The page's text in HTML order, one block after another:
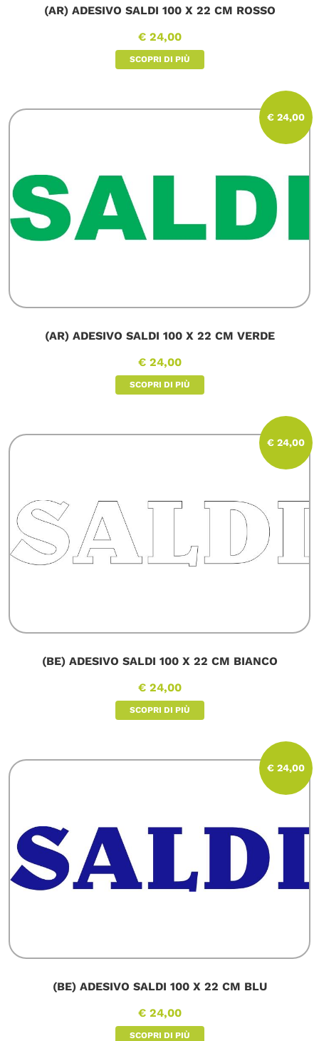
(AR) ADESIVO SALDI 100 X 22 CM ROSSO
€ 24,00
SCOPRI DI PIÙ
(AR) ADESIVO SALDI 100 X 22 CM VERDE
€ 24,00
SCOPRI DI PIÙ
€ 24,00
(BE) ADESIVO SALDI 100 X 22 CM BIANCO
€ 24,00
SCOPRI DI PIÙ
€ 24,00
(BE) ADESIVO SALDI 100 X 22 CM BLU
€ 24,00
SCOPRI DI PIÙ
€ 24,00